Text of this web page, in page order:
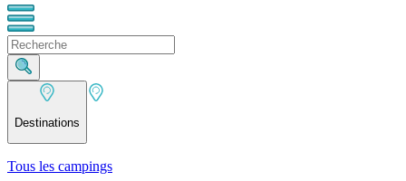
Destinations
Tous les campings